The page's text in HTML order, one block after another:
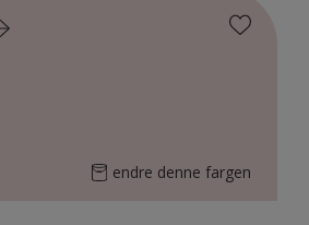
endre denne fargen